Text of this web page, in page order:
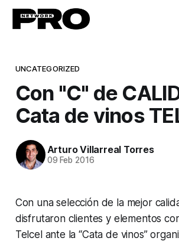
UNCATEGORIZED
Con "C" de
Cata de vinos
Arturo Villarreal Torres
09 Feb 2016
Con una selección de la mejor
disfrutaron clientes y elementos
Telcel ante la “Cata de vinos”